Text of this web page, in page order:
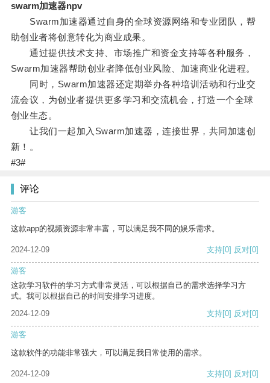
swarm加速器npv
Swarm加速器通过自身的全球资源网络和专业团队，帮
助创业者将创意转化为商业成果。
通过提供技术支持、市场推广和资金支持等各种服务，
Swarm加速器帮助创业者降低创业风险、加速商业化进程。
同时，Swarm加速器还定期举办各种培训活动和行业交
流会议，为创业者提供更多学习和交流机会，打造一个全球
创业生态。
让我们一起加入Swarm加速器，连接世界，共同加速创
新！。
#3#
评论
游客
这款app的视频资源非常丰富，可以满足我不同的娱乐需求。
2024-12-09 支持[0] 反对[0]
游客
这款学习软件的学习方式非常灵活，可以根据自己的需求选择学习方
式。我可以根据自己的时间安排学习进度。
2024-12-09
支持[0] 反对[0]
游客
这款软件的功能非常强大，可以满足我日常使用的需求。
2024-12-09 支持[0] 反对[0]